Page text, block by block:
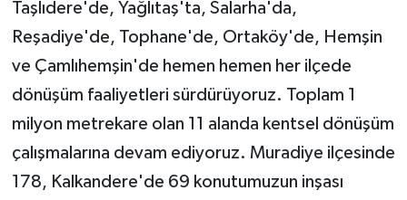
Taşlıdere'de, Yağlıtaş'ta, Salarha'da,
Reşadiye'de, Tophane'de, Ortaköy'de, Hemşin
ve Çamlıhemşin'de hemen hemen her ilçede
dönüşüm faaliyetleri sürdürüyoruz. Toplam 1
milyon metrekare olan 11 alanda kentsel dönüşüm
çalışmalarına devam ediyoruz. Muradiye ilçesinde
178, Kalkandere'de 69 konutumuzun inşası